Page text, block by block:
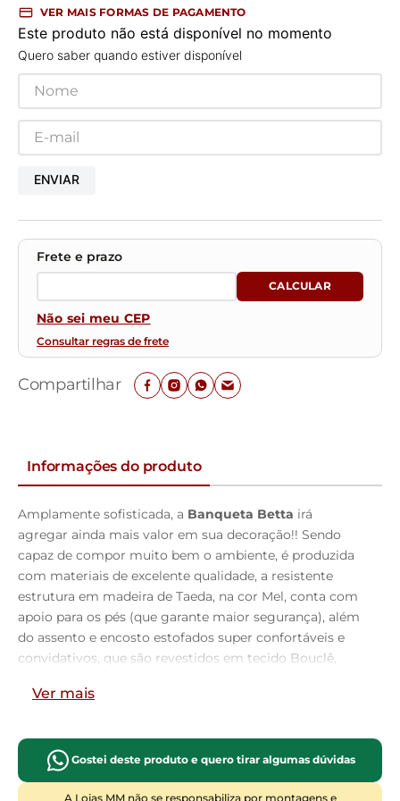
VER MAIS FORMAS DE PAGAMENTO
Este produto não está disponível no momento
Quero saber quando estiver disponível
ENVIAR
Não sei meu CEP
Consultar regras de frete
Compartilhar
Informações do produto
Amplamente sofisticada, a Banqueta Betta irá
agregar ainda mais valor em sua decoração!! Sendo
capaz de compor muito bem o ambiente, é produzida
com materiais de excelente qualidade, a resistente
estrutura em madeira de Taeda, na cor Mel, conta com
apoio para os pés (que garante maior segurança), além
do assento e encosto estofados super confortáveis e
convidativos, que são revestidos em tecido Bouclê,
bancada, cozinha americana, espaço gourmet ou home
que a torna perfeita para receber família e amigos
sempre de forma agradável e aconchegante, sem
perder a sobriedade e requinte que possui. Você e seu
Ver mais
Gostei deste produto e quero tirar algumas dúvidas
A Lojas MM não se responsabiliza por montagens e